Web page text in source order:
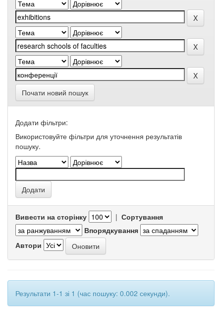
Почати новий пошук
Додати фільтри:
Використовуйте фільтри для уточнення результатів
пошуку.
Вивести на сторінку | Сортування
Впорядкування
Автори
Результати 1-1 зі 1 (час пошуку: 0.002 секунди).